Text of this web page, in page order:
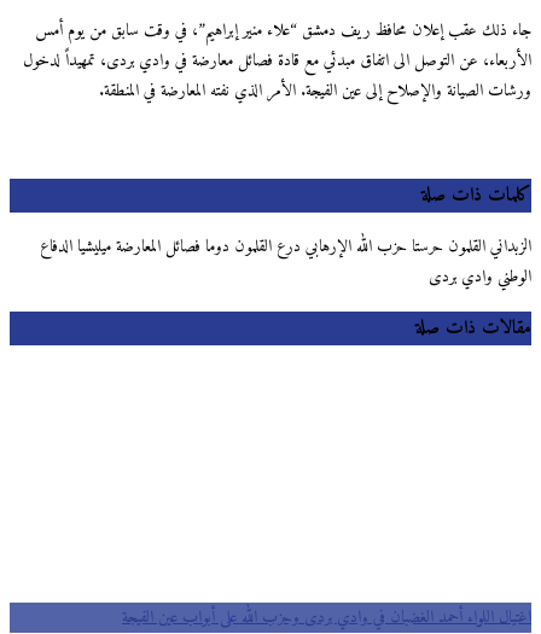
جاء ذلك عقب إعلان محافظ ريف دمشق “علاء منير إبراهيم”، في وقت سابق من يوم أمس
الأربعاء، عن التوصل الى اتفاق مبدئي مع قادة فصائل معارضة في وادي بردى، تمهيداً لدخول
ورشات الصيانة والإصلاح إلى عين الفيجة. الأمر الذي نفته المعارضة في المنطقة.
كلمات ذات صلة
الزبداني القلمون حرستا حزب الله الإرهابي درع القلمون دوما فصائل المعارضة ميليشيا الدفاع
الوطني وادي بردى
مقالات ذات صلة
اغتيال اللواء أحمد الغضبان في وادي بردى وحزب الله على أبواب عين الفيجة